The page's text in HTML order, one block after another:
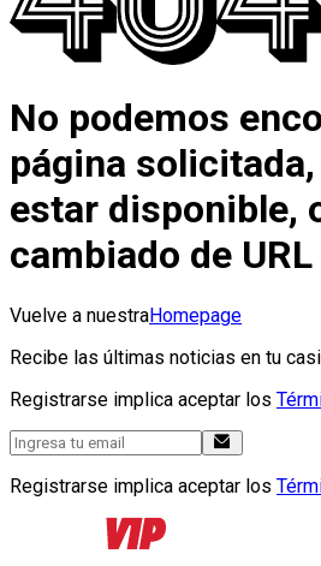
No podemos
página
estar disponible,
cambiado de URL
Vuelve a nuestraHomepage
Recibe las últimas noticias en tu
Registrarse implica aceptar los
Registrarse implica aceptar los